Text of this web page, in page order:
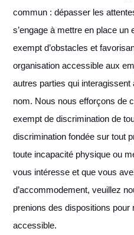
commun : dépasser les
s’engage à mettre en place un
exempt d’obstacles et
organisation accessible aux
autres parties qui
nom. Nous nous efforçons de
exempt de discrimination de
discrimination fondée sur tout
toute incapacité physique ou
vous intéresse et que vous
d’accommodement, veuillez
prenions des dispositions
accessible.